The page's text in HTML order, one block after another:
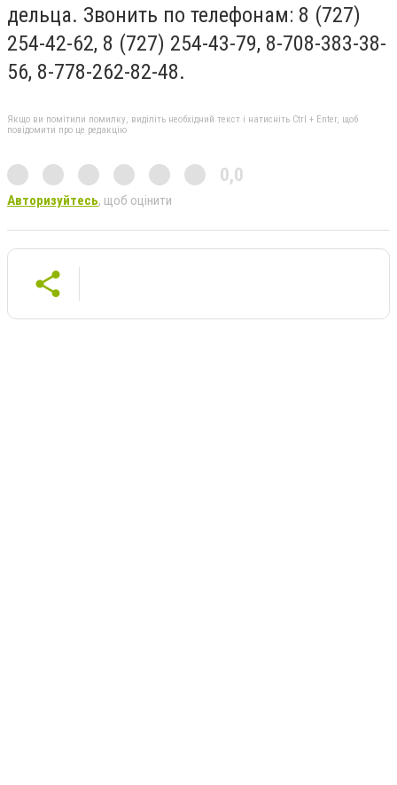
дельца. Звонить по телефонам: 8 (727)
254-42-62, 8 (727) 254-43-79, 8-708-383-38-
56, 8-778-262-82-48.
Якщо ви помітили помилку, виділіть необхідний текст і натисніть Ctrl + Enter, щоб
повідомити про це редакцію
0,0
Авторизуйтесь, щоб оцінити